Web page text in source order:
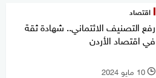
اقتصاد
رفع التصنيف الائتماني.. شهادة ثقة
في اقتصاد الأردن
l 10 مايو 2024